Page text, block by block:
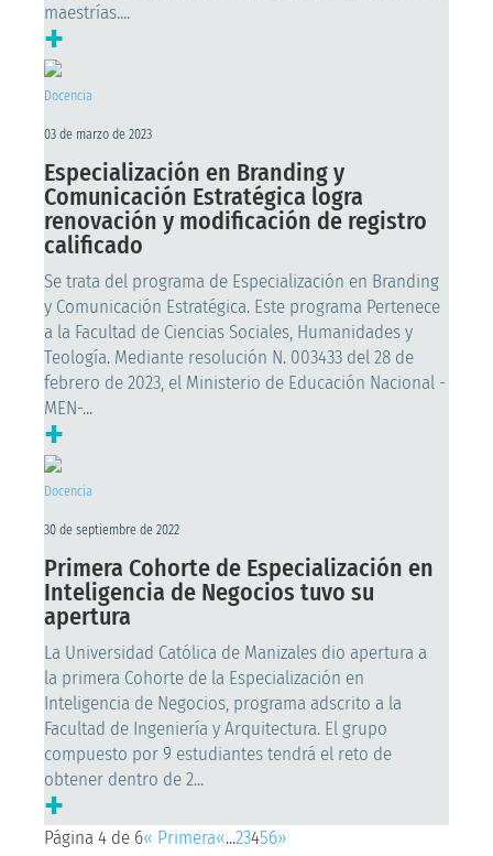
maestrías....
+
Docencia
03 de marzo de 2023
Especialización en Branding y
Comunicación Estratégica logra
renovación y modificación de registro
calificado
Se trata del programa de Especialización en Branding
y Comunicación Estratégica. Este programa Pertenece
a la Facultad de Ciencias Sociales, Humanidades y
Teología. Mediante resolución N. 003433 del 28 de
febrero de 2023, el Ministerio de Educación Nacional -
MEN-...
+
Docencia
30 de septiembre de 2022
Primera Cohorte de Especialización en
Inteligencia de Negocios tuvo su
apertura
La Universidad Católica de Manizales dio apertura a
la primera Cohorte de la Especialización en
Inteligencia de Negocios, programa adscrito a la
Facultad de Ingeniería y Arquitectura. El grupo
compuesto por 9 estudiantes tendrá el reto de
obtener dentro de 2...
+
Página 4 de 6« Primera«...23456»